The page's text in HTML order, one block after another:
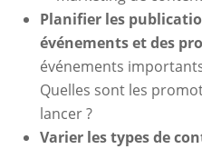
Planifier les
événements et des
événements
Quelles sont les
lancer ?
Varier les types de